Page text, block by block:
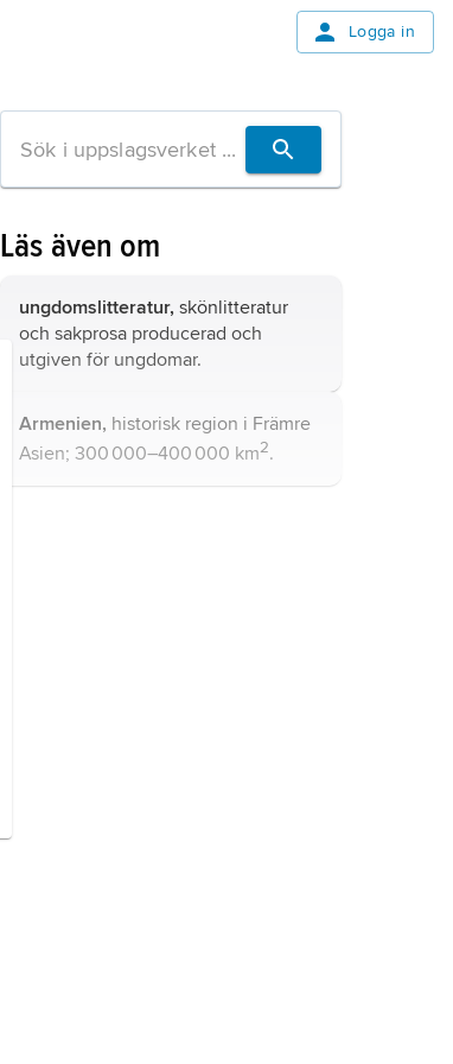
Logga in
Läs även om
ungdomslitteratur, skönlitteratur
och sakprosa producerad och
utgiven för ungdomar.
Armenien, historisk region i Främre
Asien; 300 000–400 000 km2.